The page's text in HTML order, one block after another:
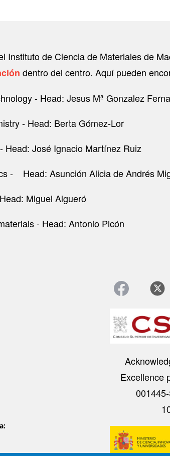
Instituto de Ciencia de Materiales de
dentro del centro. Aquí pueden
- Head: Jesus Mª Gonzalez
- Head: Berta Gómez-Lor
Head: José Ignacio Martínez Ruiz
- Head: Asunción Alicia de Andrés
Miguel Algueró
- Head: Antonio Picón
Excellence